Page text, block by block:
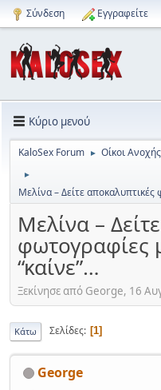
Σύνδεση Εγγραφείτε
Κύριο μενού
KaloSex Forum ► Οίκοι Ανοχής
►
Μελίνα – Δείτε
Μελίνα –
φωτογραφίες
“καίνε”…
Ξεκίνησε από George, 16
Κάτω Σελίδες 1
George